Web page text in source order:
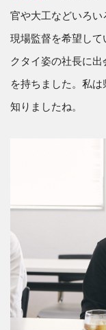
官や大工などいろ
現場監督を希望し
クタイ姿の社長に
を持ちました。私
知りましたね。